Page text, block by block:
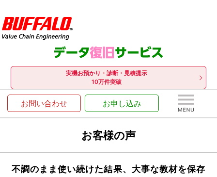
実機お預かり・診断・見積提示
10万件突破
お問い合わせ お申し込み
お客様の声
不調のまま使い続けた結果、大事な教材を保存